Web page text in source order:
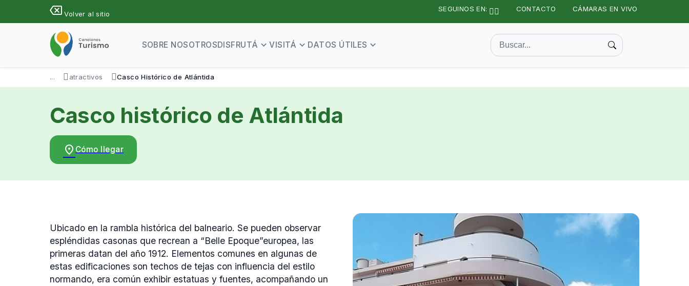
contenido
backspace Volver al sitio
SEGUINOS EN: CONTACTO CÁMARAS EN VIVO
SOBRE NOSOTROSDISFRUTÁ VISITÁ DATOS ÚTILES
... atractivos Casco Histórico de Atlántida
Casco histórico de Atlántida
place Cómo llegar
Ubicado en la rambla histórica del balneario. Se pueden observar
espléndidas casonas que recrean a “Belle Epoque”europea, las
primeras datan del año 1912. Elementos comunes en algunas de
estas edificaciones son techos de tejas con influencia del estilo
normando, era común exhibir estatuas y fuentes, acompañando un